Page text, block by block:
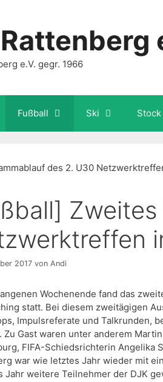
Fußball Ski Stock
2017 von Andi
Wochenende fand das
statt. Bei diesem zweitägigen
Impulsreferate und Talkrunden,
Zu Gast waren unter anderem
FIFA-Schiedsrichterin Angelika
war wie letztes Jahr wieder mit
Jahr weitere Teilnehmer der DJK